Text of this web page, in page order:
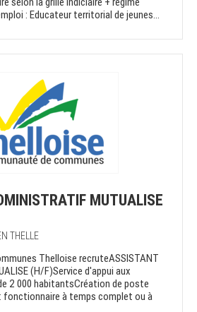
: Educateur territorial de jeunes...
MUTUALISE
THELLE
Thelloise recruteASSISTANT
(H/F)Service d'appui aux
2 000 habitantsCréation de poste
fonctionnaire à temps complet ou à